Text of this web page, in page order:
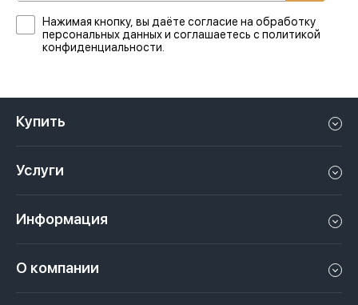
Нажимая кнопку, вы даёте согласие на обработку
персональных данных и соглашаетесь с политикой
конфиденциальности.
Купить
Апартаменты в Дубае
Пентхаус в Дубае
Услуги
Сдать недвижимость в Дубае, ОАЭ
Информация
О компании